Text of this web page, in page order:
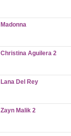
Madonna
Christina Aguilera 2
Lana Del Rey
Zayn Malik 2